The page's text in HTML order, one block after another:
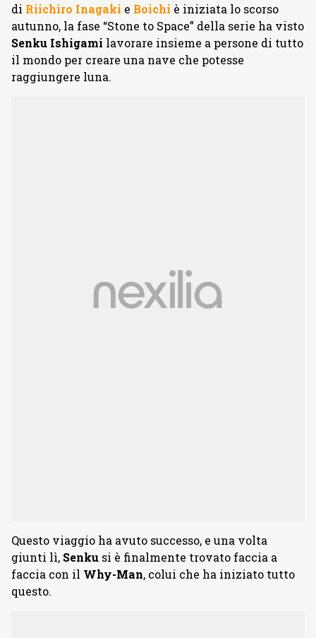
di Riichiro Inagaki e Boichi è iniziata lo scorso
autunno, la fase “Stone to Space” della serie ha visto
Senku Ishigami lavorare insieme a persone di tutto
il mondo per creare una nave che potesse
raggiungere luna.
Questo viaggio ha avuto successo, e una volta
giunti lì, Senku si è finalmente trovato faccia a
faccia con il Why-Man, colui che ha iniziato tutto
questo.